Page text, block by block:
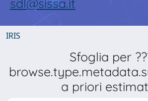
sdl@sissa.it
IRIS
Sfoglia per
a priori